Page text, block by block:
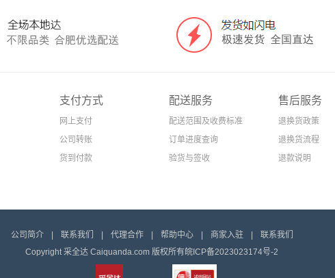
支付方式
网上支付
公司转账
货到付款
配送服务
配送范围及收费标准
订单进度查询
验货与签收
售后服务
退换货政策
退换货流程
退款说明
公司简介 联系我们 代理合作 帮助中心 商家入驻
联系我们
Copyright 采全达 Caiquanda.com 版权所有皖ICP备2023023174号-2